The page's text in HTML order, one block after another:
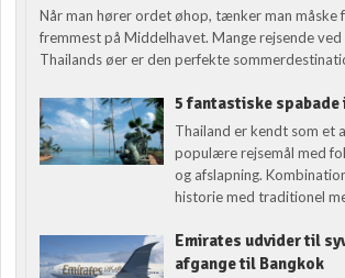
Når man hører ordet øhop, tænker man måske
fremmest på Middelhavet. Mange rejsende ved
Thailands øer er den perfekte
5 fantastiske spabade
Thailand er kendt som et
populære rejsemål med
og afslapning.
historie med traditionel
Emirates udvider til
afgange til Bangkok